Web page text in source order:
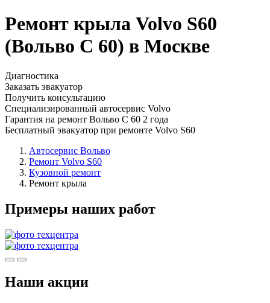
Ремонт крыла Volvo S60
(Вольво С 60) в Москве
Диагностика
Заказать эвакуатор
Получить консультацию
Специализированный автосервис Volvo
Гарантия на ремонт Вольво С 60 2 года
Бесплатный эвакуатор при ремонте Volvo S60
Автосервис Вольво
Ремонт Volvo S60
Кузовной ремонт
Ремонт крыла
Примеры наших работ
Наши акции